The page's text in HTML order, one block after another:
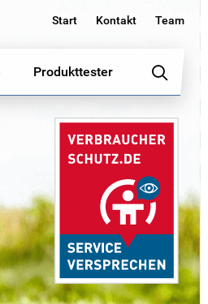
Start Kontakt Team
Produkttester